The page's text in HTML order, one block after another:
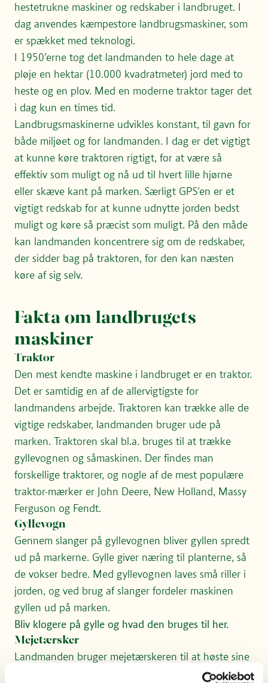
hestetrukne maskiner og redskaber i landbruget. I
dag anvendes kæmpestore landbrugsmaskiner, som
er spækket med teknologi.
I 1950’erne tog det landmanden to hele dage at
pløje en hektar (10.000 kvadratmeter) jord med to
heste og en plov. Med en moderne traktor tager det
i dag kun en times tid.
Landbrugsmaskinerne udvikles konstant, til gavn for
både miljøet og for landmanden. I dag er det vigtigt
at kunne køre traktoren rigtigt, for at være så
effektiv som muligt og nå ud til hvert lille hjørne
eller skæve kant på marken. Særligt GPS'en er et
vigtigt redskab for at kunne udnytte jorden bedst
muligt og køre så præcist som muligt. På den måde
kan landmanden koncentrere sig om de redskaber,
der sidder bag på traktoren, for den kan næsten
køre af sig selv.
For at kunne afspille videoer direkte her på siden,
Afspil i stedet videoen på YouTube
Fakta om landbrugets
maskiner
Traktor
Den mest kendte maskine i landbruget er en traktor.
Det er samtidig en af de allervigtigste for
landmandens arbejde. Traktoren kan trække alle de
vigtige redskaber, landmanden bruger ude på
marken. Traktoren skal bl.a. bruges til at trække
gyllevognen og såmaskinen. Der findes man
forskellige traktorer, og nogle af de mest populære
traktor-mærker er John Deere, New Holland, Massy
Ferguson og Fendt.
Gyllevogn
Gennem slanger på gyllevognen bliver gyllen spredt
ud på markerne. Gylle giver næring til planterne, så
de vokser bedre. Med gyllevognen laves små riller i
jorden, og ved brug af slanger fordeler maskinen
gyllen ud på marken.
Bliv klogere på gylle og hvad den bruges til her.
Mejetærsker
Landmanden bruger mejetærskeren til at høste sine
kornmarker. Forrest på maskinen sidder der mange